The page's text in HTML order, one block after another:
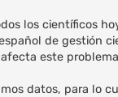
los científicos
de gestión
este
datos, para lo